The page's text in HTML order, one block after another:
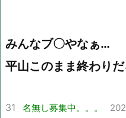
みんなブ〇やなぁ…
平山このまま終わり
31 名無し募集中。。。